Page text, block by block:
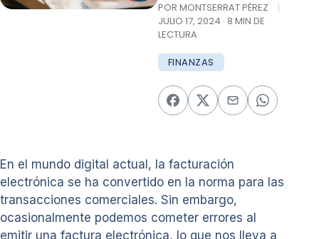
POR MONTSERRAT PÉREZ
|
JULIO 17, 2024 · 8 MIN DE
LECTURA
FINANZAS
En el mundo digital actual, la facturación
electrónica se ha convertido en la norma para las
transacciones comerciales. Sin embargo,
ocasionalmente podemos cometer errores al
emitir una factura electrónica, lo que nos lleva a